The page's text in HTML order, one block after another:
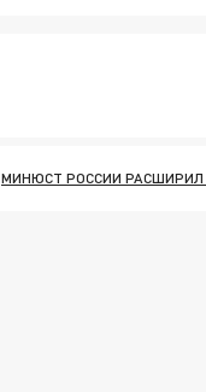
МИНЮСТ РОССИИ РАСШИРИЛ